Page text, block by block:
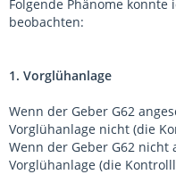
Folgende Phänome
beobachten:
1. Vorglühanlage
Wenn der Geber G62
Vorglühanlage nicht (die
Wenn der Geber G62
Vorglühanlage (die